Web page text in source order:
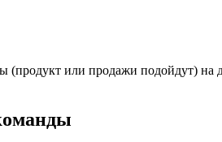
или продажи подойдут) на